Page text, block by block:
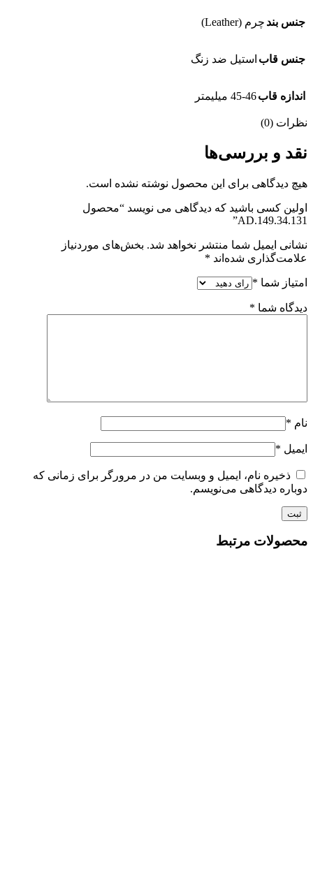
جنس بند چرم (Leather)
جنس قاب استیل ضد زنگ
اندازه قاب45-46 میلیمتر
نظرات (0)
نقد و بررسی‌ها
هیچ دیدگاهی برای این محصول نوشته نشده است.
اولین کسی باشید که دیدگاهی می نویسد “محصول
AD.149.34.131”
نشانی ایمیل شما منتشر نخواهد شد. بخش‌های موردنیاز
علامت‌گذاری شده‌اند *
امتیاز شما *
دیدگاه شما *
نام *
ایمیل *
ذخیره نام، ایمیل و وبسایت من در مرورگر برای زمانی که
دوباره دیدگاهی می‌نویسم.
محصولات مرتبط